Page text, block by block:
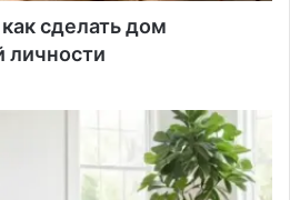
сделать дом
личности